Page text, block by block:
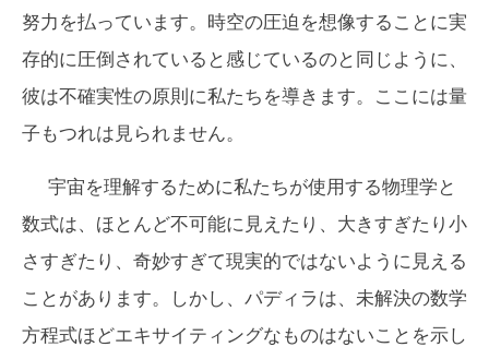
努力を払っています。時空の圧迫を想像することに実
存的に圧倒されていると感じているのと同じように、
彼は不確実性の原則に私たちを導きます。ここには量
子もつれは見られません。
宇宙を理解するために私たちが使用する物理学と
数式は、ほとんど不可能に見えたり、大きすぎたり小
さすぎたり、奇妙すぎて現実的ではないように見える
ことがあります。しかし、パディラは、未解決の数学
方程式ほどエキサイティングなものはないことを示し